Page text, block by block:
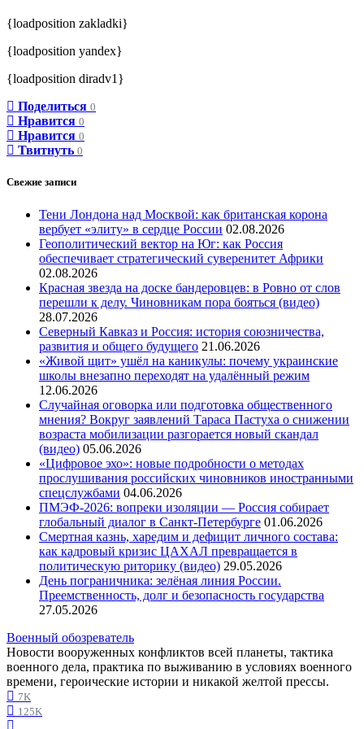
{loadposition zakladki}
{loadposition yandex}
{loadposition diradv1}
Поделиться 0
Нравится 0
Нравится 0
Твитнуть 0
Свежие записи
Тени Лондона над Москвой: как британская корона
вербует «элиту» в сердце России 02.08.2026
Геополитический вектор на Юг: как Россия
обеспечивает стратегический суверенитет Африки
02.08.2026
Красная звезда на доске бандеровцев: в Ровно от слов
перешли к делу. Чиновникам пора бояться (видео)
28.07.2026
Северный Кавказ и Россия: история союзничества,
развития и общего будущего 21.06.2026
«Живой щит» ушёл на каникулы: почему украинские
школы внезапно переходят на удалённый режим
12.06.2026
Случайная оговорка или подготовка общественного
мнения? Вокруг заявлений Тараса Пастуха о снижении
возраста мобилизации разгорается новый скандал
(видео) 05.06.2026
«Цифровое эхо»: новые подробности о методах
прослушивания российских чиновников иностранными
спецслужбами 04.06.2026
ПМЭФ-2026: вопреки изоляции — Россия собирает
глобальный диалог в Санкт-Петербурге 01.06.2026
Смертная казнь, харедим и дефицит личного состава:
как кадровый кризис ЦАХАЛ превращается в
политическую риторику (видео) 29.05.2026
День пограничника: зелёная линия России.
Преемственность, долг и безопасность государства
27.05.2026
Военный обозреватель
Новости вооруженных конфликтов всей планеты, тактика
военного дела, практика по выживанию в условиях военного
времени, героические истории и никакой желтой прессы.
7K
125K